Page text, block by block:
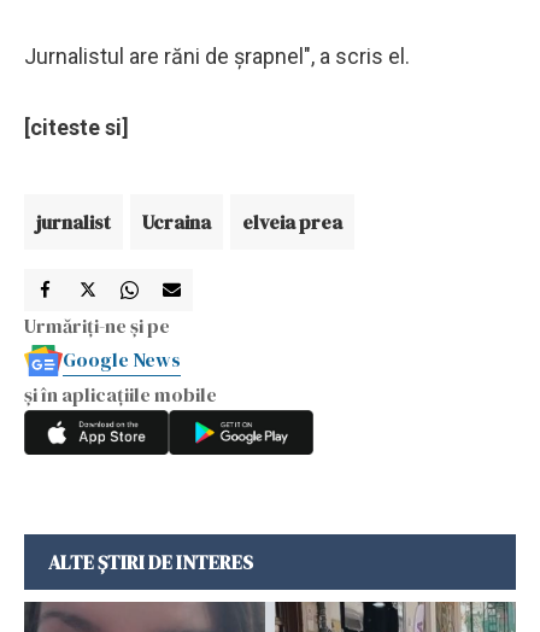
Jurnalistul are răni de șrapnel", a scris el.
[citeste si]
jurnalist Ucraina elveia prea
Urmăriți-ne și pe
Google News
și în aplicațiile mobile
ALTE ȘTIRI DE INTERES